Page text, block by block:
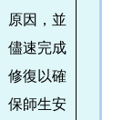
原因，並
儘速完成
修復以確
保師生安